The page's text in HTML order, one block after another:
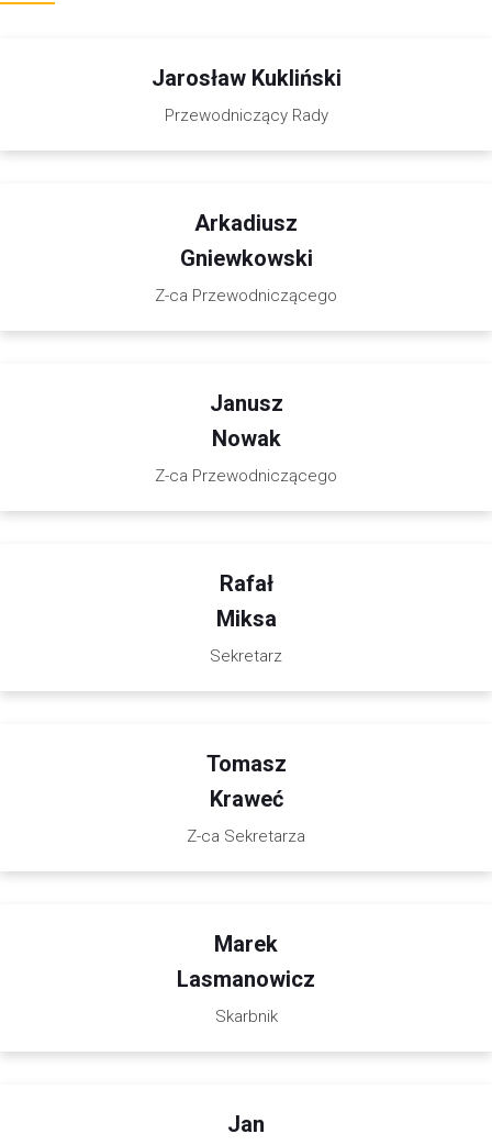
Jarosław Kukliński
Przewodniczący Rady
Arkadiusz
Gniewkowski
Z-ca Przewodniczącego
Janusz
Nowak
Z-ca Przewodniczącego
Rafał
Miksa
Sekretarz
Tomasz
Kraweć
Z-ca Sekretarza
Marek
Lasmanowicz
Skarbnik
Jan